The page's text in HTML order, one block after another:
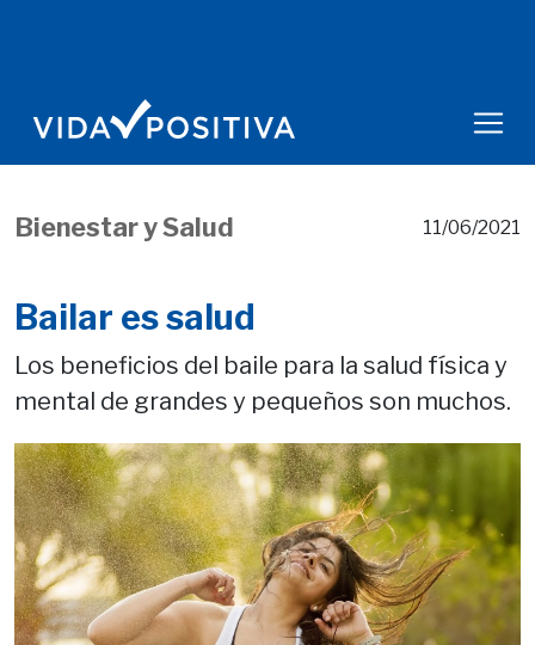
Bienestar y Salud 11/06/2021
Bailar es salud
Los beneficios del baile para la salud física y
mental de grandes y pequeños son muchos.